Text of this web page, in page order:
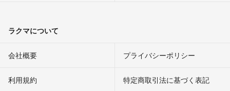
ラクマについて
会社概要 プライバシーポリシー
利用規約 特定商取引法に基づく表記